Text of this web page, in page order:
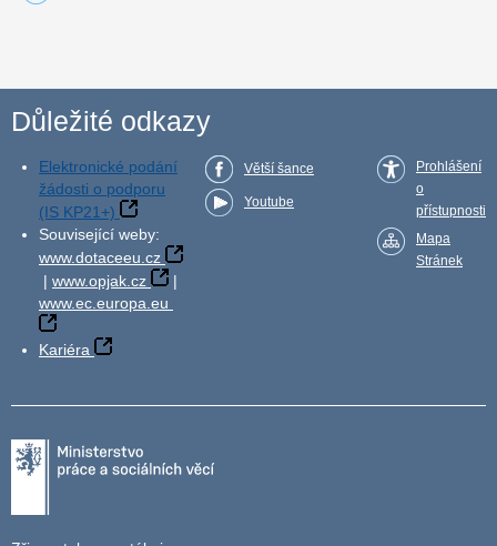
Důležité odkazy
Elektronické podání
žádosti o podporu
(IS KP21+)
Související weby:
www.dotaceeu.cz
| www.opjak.cz
|
www.ec.europa.eu
Kariéra
Větší šance
Youtube
Prohlášení
o
přístupnosti
Mapa
Stránek